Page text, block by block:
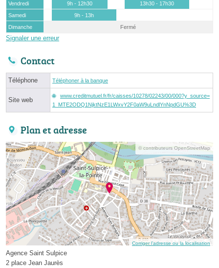
Vendredi
9h - 12h30
13h30 - 17h30
Samedi
9h - 13h
Dimanche
Fermé
Signaler une erreur
Contact
Téléphone Téléphoner à la banque
Site web
www.creditmutuel.fr/fr/caisses/10278/02243/00/000?y_source=
1_MTE2ODQ1NjktNzE1LWxvY2F0aW9uLndlYnNpdGU%3D
Plan et adresse
© contributeurs OpenStreetMap
Corriger l’adresse ou la localisation
Agence Saint Sulpice
2 place Jean Jaurès